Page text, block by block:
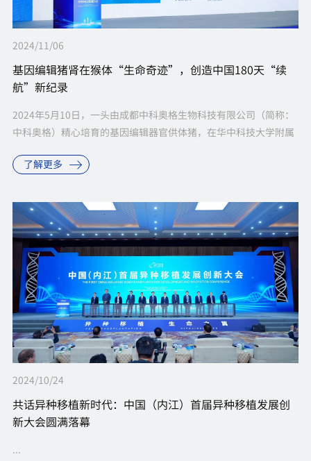
2024/11/06
基因编辑猪肾在猴体“生命奇迹”，创造中国180天“续
航”新纪录
2024年5月10日，一头由成都中科奥格生物科技有限公司（简称：
中科奥格）精心培育的基因编辑器官供体猪，在华中科技大学附属
同努力下完成猪-猴肾...
了解更多
2024/10/24
共话异种移植新时代：中国（内江）首届异种移植发展创
新大会圆满落幕
...